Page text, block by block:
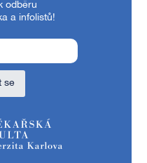
odběru
a infolistů!
se